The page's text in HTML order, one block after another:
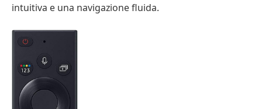
intuitiva e una navigazione fluida.